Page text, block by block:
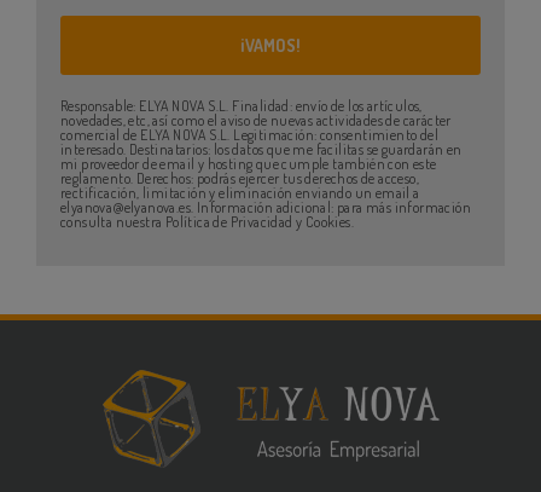
Responsable: ELYA NOVA S.L. Finalidad: envío de los artículos,
novedades, etc, así como el aviso de nuevas actividades de carácter
comercial de ELYA NOVA S.L. Legitimación: consentimiento del
interesado. Destinatarios: los datos que me facilitas se guardarán en
mi proveedor de email y hosting que cumple también con este
reglamento. Derechos: podrás ejercer tus derechos de acceso,
rectificación, limitación y eliminación enviando un email a
elyanova@elyanova.es. Información adicional: para más información
consulta nuestra Política de Privacidad y Cookies.